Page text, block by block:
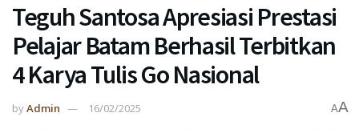
Teguh Santosa Apresiasi Prestasi
Pelajar Batam Berhasil Terbitkan
4 Karya Tulis Go Nasional
byAdmin 16/02/2025 AA